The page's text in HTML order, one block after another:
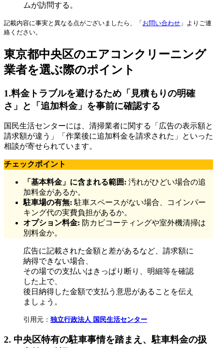
ムが訪問する。
記載内容に事実と異なる点がございましたら、「 お問い合わせ 」よりご連
絡ください。
東京都中央区のエアコンクリーニング
業者を選ぶ際のポイント
1.料金トラブルを避けるため「見積もりの明確
さ」と「追加料金」を事前に確認する
国民生活センターには、清掃業者に関する「広告の表示額と
請求額が違う」「作業後に追加料金を請求された」といった
相談が寄せられています。
チェックポイント
「基本料金」に含まれる範囲: 汚れがひどい場合の追
加料金があるか。
駐車場の有無: 駐車スペースがない場合、コインパー
キング代の実費負担があるか。
オプション料金: 防カビコーティングや室外機清掃は
別料金か。
広告に記載された金額と差があるなど、請求額に
納得できない場合、
その場での支払いはきっぱり断り、明細等を確認
した上で、
後日納得した金額で支払う意思があることを伝え
ましょう。
引用元： 独立行政法人 国民生活センター
2. 中央区特有の駐車事情を踏まえ、駐車料金の扱